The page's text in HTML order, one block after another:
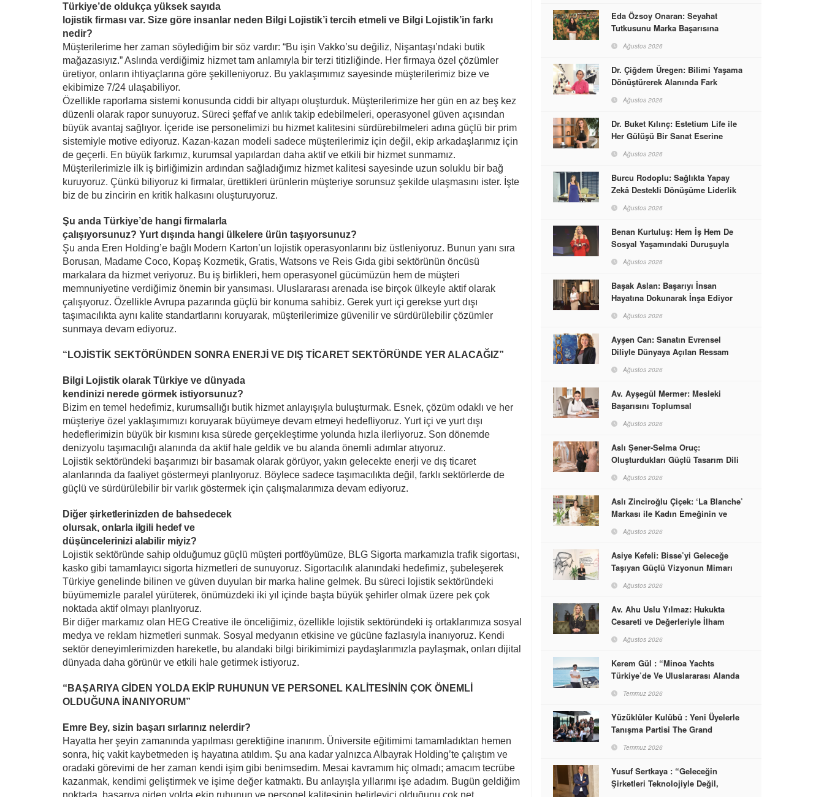
Türkiye’de oldukça yüksek sayıda
lojistik firması var. Size göre insanlar neden Bilgi Lojistik’i tercih etmeli ve Bilgi Lojistik’in farkı
nedir?
Müşterilerime her zaman söylediğim bir söz vardır: “Bu işin Vakko’su değiliz, Nişantaşı’ndaki butik
mağazasıyız.” Aslında verdiğimiz hizmet tam anlamıyla bir terzi titizliğinde. Her firmaya özel çözümler
üretiyor, onların ihtiyaçlarına göre şekilleniyoruz. Bu yaklaşımımız sayesinde müşterilerimiz bize ve
ekibimize 7/24 ulaşabiliyor.
Özellikle raporlama sistemi konusunda ciddi bir altyapı oluşturduk. Müşterilerimize her gün en az beş kez
düzenli olarak rapor sunuyoruz. Süreci şeffaf ve anlık takip edebilmeleri, operasyonel güven açısından
büyük avantaj sağlıyor. İçeride ise personelimizi bu hizmet kalitesini sürdürebilmeleri adına güçlü bir prim
sistemiyle motive ediyoruz. Kazan-kazan modeli sadece müşterilerimiz için değil, ekip arkadaşlarımız için
de geçerli. En büyük farkımız, kurumsal yapılardan daha aktif ve etkili bir hizmet sunmamız.
Müşterilerimizle ilk iş birliğimizin ardından sağladığımız hizmet kalitesi sayesinde uzun soluklu bir bağ
kuruyoruz. Çünkü biliyoruz ki firmalar, ürettikleri ürünlerin müşteriye sorunsuz şekilde ulaşmasını ister. İşte
biz de bu zincirin en kritik halkasını oluşturuyoruz.
Şu anda Türkiye’de hangi firmalarla
çalışıyorsunuz? Yurt dışında hangi ülkelere ürün taşıyorsunuz?
Şu anda Eren Holding’e bağlı Modern Karton’un lojistik operasyonlarını biz üstleniyoruz. Bunun yanı sıra
Borusan, Madame Coco, Kopaş Kozmetik, Gratis, Watsons ve Reis Gıda gibi sektörünün öncüsü
markalara da hizmet veriyoruz. Bu iş birlikleri, hem operasyonel gücümüzün hem de müşteri
memnuniyetine verdiğimiz önemin bir yansıması. Uluslararası arenada ise birçok ülkeyle aktif olarak
çalışıyoruz. Özellikle Avrupa pazarında güçlü bir konuma sahibiz. Gerek yurt içi gerekse yurt dışı
taşımacılıkta aynı kalite standartlarını koruyarak, müşterilerimize güvenilir ve sürdürülebilir çözümler
sunmaya devam ediyoruz.
“LOJİSTİK SEKTÖRÜNDEN SONRA ENERJİ VE DIŞ TİCARET SEKTÖRÜNDE YER ALACAĞIZ”
Bilgi Lojistik olarak Türkiye ve dünyada
kendinizi nerede görmek istiyorsunuz?
Bizim en temel hedefimiz, kurumsallığı butik hizmet anlayışıyla buluşturmak. Esnek, çözüm odaklı ve her
müşteriye özel yaklaşımımızı koruyarak büyümeye devam etmeyi hedefliyoruz. Yurt içi ve yurt dışı
hedeflerimizin büyük bir kısmını kısa sürede gerçekleştirme yolunda hızla ilerliyoruz. Son dönemde
denizyolu taşımacılığı alanında da aktif hale geldik ve bu alanda önemli adımlar atıyoruz.
Lojistik sektöründeki başarımızı bir basamak olarak görüyor, yakın gelecekte enerji ve dış ticaret
alanlarında da faaliyet göstermeyi planlıyoruz. Böylece sadece taşımacılıkta değil, farklı sektörlerde de
güçlü ve sürdürülebilir bir varlık göstermek için çalışmalarımıza devam ediyoruz.
Diğer şirketlerinizden de bahsedecek
olursak, onlarla ilgili hedef ve
düşüncelerinizi alabilir miyiz?
Lojistik sektöründe sahip olduğumuz güçlü müşteri portföyümüze, BLG Sigorta markamızla trafik sigortası,
kasko gibi tamamlayıcı sigorta hizmetleri de sunuyoruz. Sigortacılık alanındaki hedefimiz, şubeleşerek
Türkiye genelinde bilinen ve güven duyulan bir marka haline gelmek. Bu süreci lojistik sektöründeki
büyümemizle paralel yürüterek, önümüzdeki iki yıl içinde başta büyük şehirler olmak üzere pek çok
noktada aktif olmayı planlıyoruz.
Bir diğer markamız olan HEG Creative ile önceliğimiz, özellikle lojistik sektöründeki iş ortaklarımıza sosyal
medya ve reklam hizmetleri sunmak. Sosyal medyanın etkisine ve gücüne fazlasıyla inanıyoruz. Kendi
sektör deneyimlerimizden hareketle, bu alandaki bilgi birikimimizi paydaşlarımızla paylaşmak, onları dijital
dünyada daha görünür ve etkili hale getirmek istiyoruz.
“BAŞARIYA GİDEN YOLDA EKİP RUHUNUN VE PERSONEL KALİTESİNİN ÇOK ÖNEMLİ
OLDUĞUNA İNANIYORUM”
Emre Bey, sizin başarı sırlarınız nelerdir?
Hayatta her şeyin zamanında yapılması gerektiğine inanırım. Üniversite eğitimimi tamamladıktan hemen
sonra, hiç vakit kaybetmeden iş hayatına atıldım. Şu ana kadar yalnızca Albayrak Holding’te çalıştım ve
oradaki görevimi de her zaman kendi işim gibi benimsedim. Mesai kavramım hiç olmadı; amacım tecrübe
kazanmak, kendimi geliştirmek ve işime değer katmaktı. Bu anlayışla yıllarımı işe adadım. Bugün geldiğim
noktada, başarıya giden yolda ekip ruhunun ve personel kalitesinin belirleyici olduğunu çok net
Eda Özsoy Onaran: Seyahat
Tutkusunu Marka Başarısına
Ağustos 2026
Dr. Çiğdem Üregen: Bilimi Yaşama
Dönüştürerek Alanında Fark
Ağustos 2026
Dr. Buket Kılınç: Estetium Life ile
Her Gülüşü Bir Sanat Eserine
Ağustos 2026
Burcu Rodoplu: Sağlıkta Yapay
Zekâ Destekli Dönüşüme Liderlik
Ağustos 2026
Benan Kurtuluş: Hem İş Hem De
Sosyal Yaşamındaki Duruşuyla
Ağustos 2026
Başak Aslan: Başarıyı İnsan
Hayatına Dokunarak İnşa Ediyor
Ağustos 2026
Ayşen Can: Sanatın Evrensel
Diliyle Dünyaya Açılan Ressam
Ağustos 2026
Av. Ayşegül Mermer: Mesleki
Başarısını Toplumsal
Ağustos 2026
Aslı Şener-Selma Oruç:
Oluşturdukları Güçlü Tasarım Dili
Dünyasına İmzalarını Attılar
Ağustos 2026
Aslı Zinciroğlu Çiçek: ‘La Blanche’
Markası ile Kadın Emeğinin ve
Başarabileceğinin En Güzel
Örneğini Sunuyor
Ağustos 2026
Asiye Kefeli: Bisse’yi Geleceğe
Taşıyan Güçlü Vizyonun Mimarı
Ağustos 2026
Av. Ahu Uslu Yılmaz: Hukukta
Cesareti ve Değerleriyle İlham
Ağustos 2026
Kerem Gül : “Minoa Yachts
Türkiye’de Ve Uluslararası Alanda
Markası Olacak”
Temmuz 2026
Yüzüklüler Kulübü : Yeni Üyelerle
Tanışma Partisi The Grand
Temmuz 2026
Yusuf Sertkaya : “Geleceğin
Şirketleri Teknolojiyle Değil,